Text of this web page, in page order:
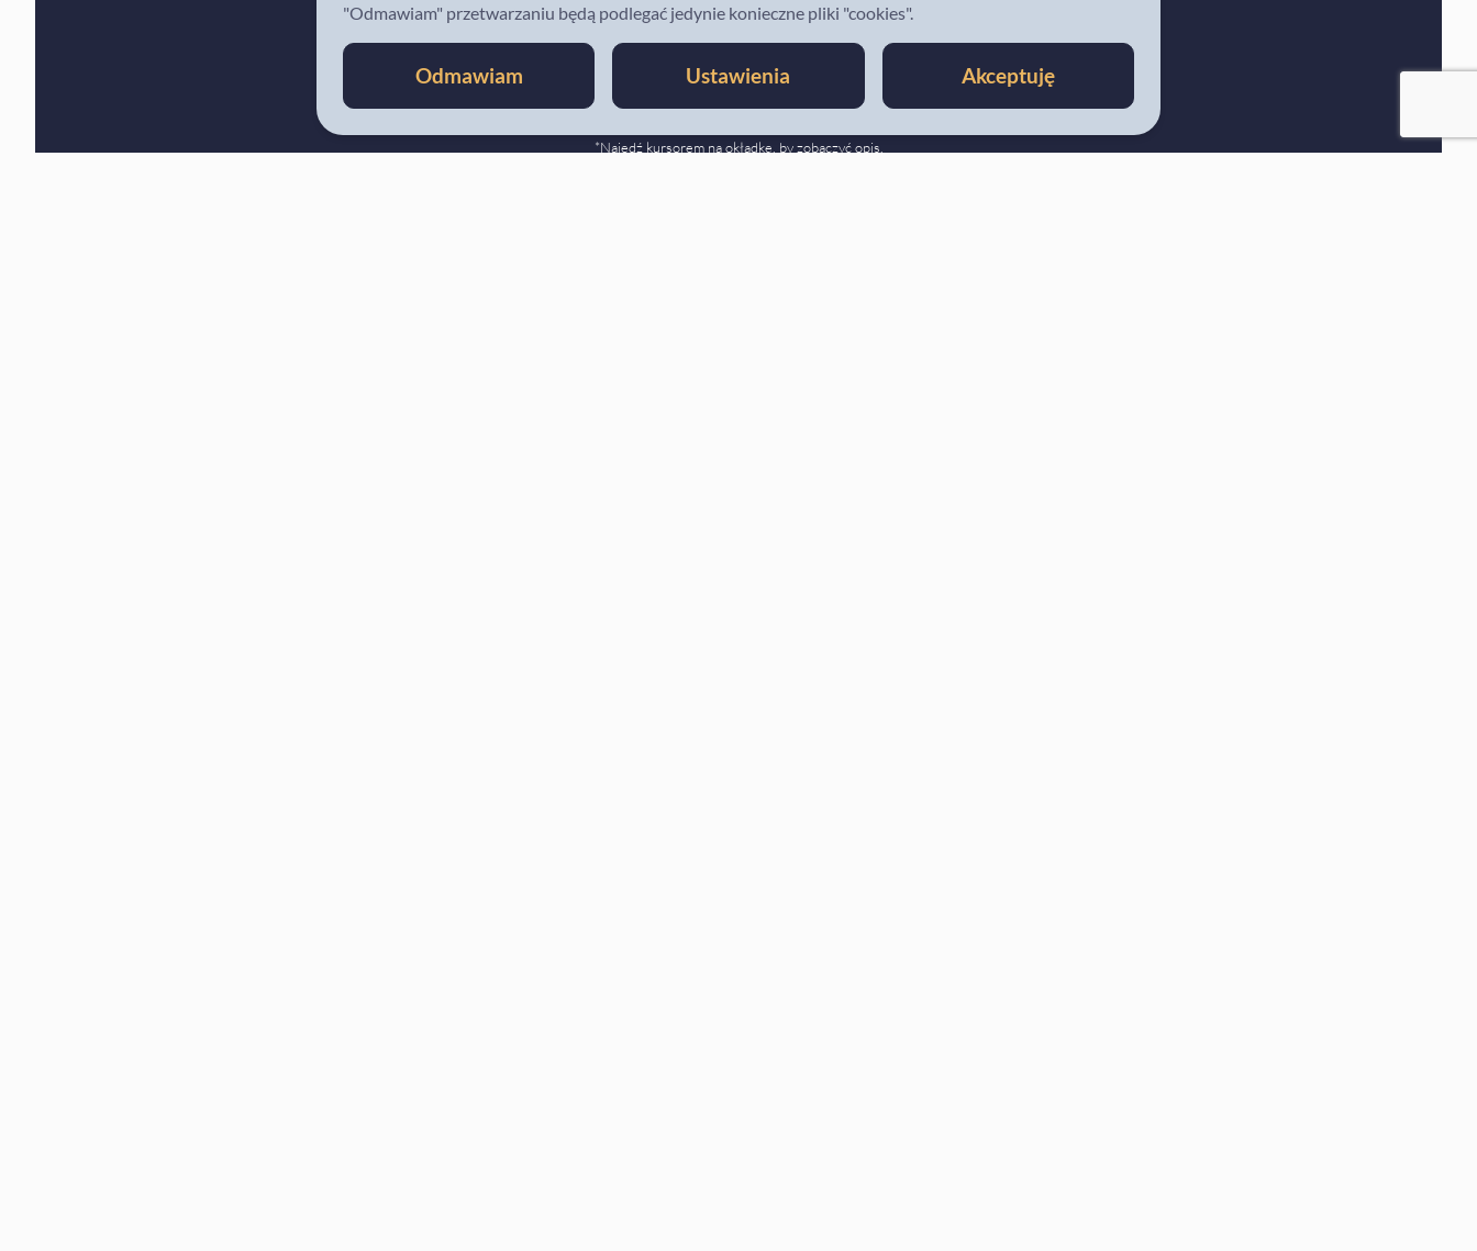
Tu znajdziesz opisy wszystkich numerów
Kwartalnika:
*Najedź kursorem na okładkę, by zobaczyć opis.
"Odmawiam" przetwarzaniu będą podlegać jedynie konieczne pliki "cookies".
Odmawiam Ustawienia Akceptuję